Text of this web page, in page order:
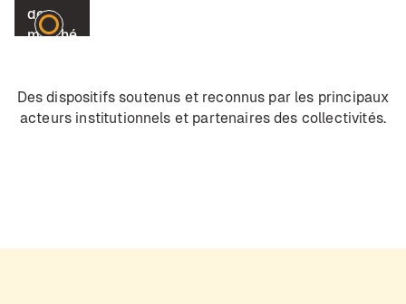
de
marché
Des dispositifs soutenus et reconnus par les principaux
acteurs institutionnels et partenaires des collectivités.